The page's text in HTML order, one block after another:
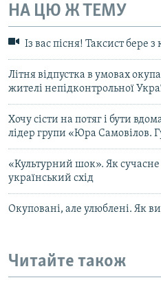
НА ЦЮ Ж ТЕМУ
Із вас пісня! Таксист бере
Літня відпустка в умовах
жителі непідконтрольної
Хочу сісти на потяг і бути
лідер групи «Юра Самовілов.
«Культурний шок». Як
український схід
Окуповані, але улюблені. Як
Читайте також